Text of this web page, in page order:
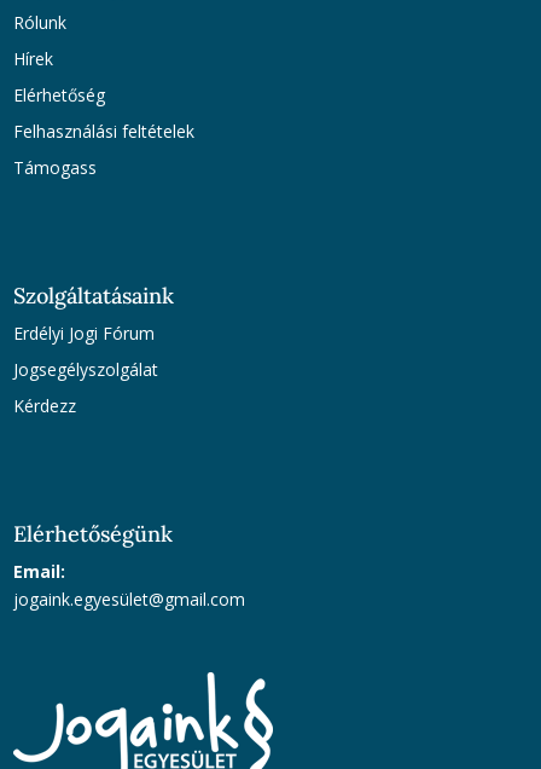
Rólunk
Hírek
Elérhetőség
Felhasználási feltételek
Támogass
Szolgáltatásaink
Erdélyi Jogi Fórum
Jogsegélyszolgálat
Kérdezz
Elérhetőségünk
Email:
jogaink.egyesület@gmail.com